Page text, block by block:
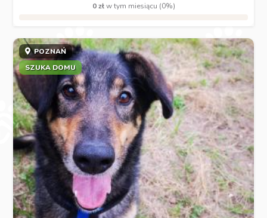
0 złw tym miesiącu (0%)
POZNAŃ
SZUKA DOMU